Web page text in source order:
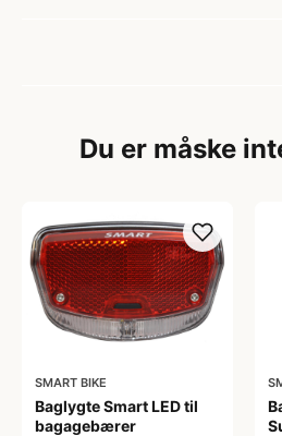
Du er måske
SMART BIKE
Baglygte Smart LED til
bagagebærer